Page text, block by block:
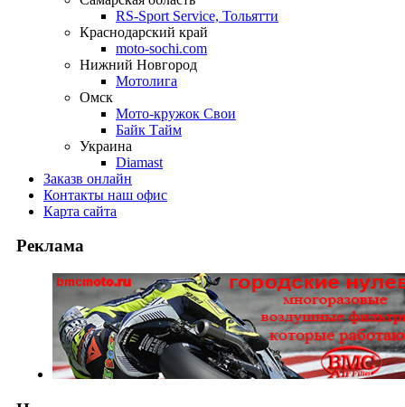
RS-Sport Service, Тольятти
Краснодарский край
moto-sochi.com
Нижний Новгород
Мотолига
Омск
Мото-кружок Свои
Байк Тайм
Украина
Diamast
Заказв онлайн
Контакты наш офис
Карта сайта
Реклама